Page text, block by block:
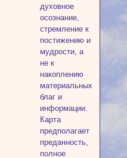
духовное
осознание,
стремление к
постижению и
мудрости, а
не к
накоплению
материальных
благ и
информации.
Карта
предполагает
преданность,
полное